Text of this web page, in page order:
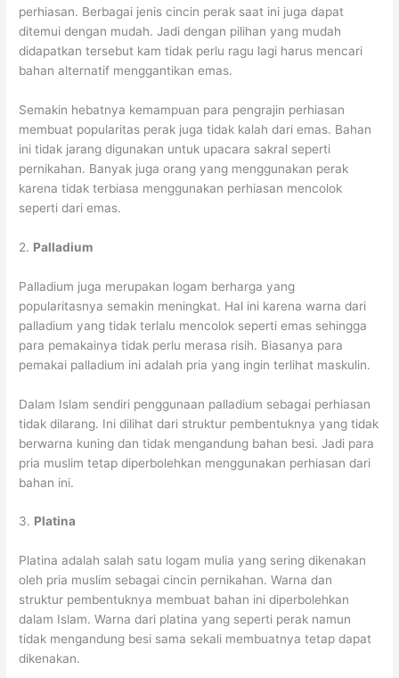
perhiasan. Berbagai jenis cincin perak saat ini juga dapat
ditemui dengan mudah. Jadi dengan pilihan yang mudah
didapatkan tersebut kam tidak perlu ragu lagi harus mencari
bahan alternatif menggantikan emas.
Semakin hebatnya kemampuan para pengrajin perhiasan
membuat popularitas perak juga tidak kalah dari emas. Bahan
ini tidak jarang digunakan untuk upacara sakral seperti
pernikahan. Banyak juga orang yang menggunakan perak
karena tidak terbiasa menggunakan perhiasan mencolok
seperti dari emas.
2. Palladium
Palladium juga merupakan logam berharga yang
popularitasnya semakin meningkat. Hal ini karena warna dari
palladium yang tidak terlalu mencolok seperti emas sehingga
para pemakainya tidak perlu merasa risih. Biasanya para
pemakai palladium ini adalah pria yang ingin terlihat maskulin.
Dalam Islam sendiri penggunaan palladium sebagai perhiasan
tidak dilarang. Ini dilihat dari struktur pembentuknya yang tidak
berwarna kuning dan tidak mengandung bahan besi. Jadi para
pria muslim tetap diperbolehkan menggunakan perhiasan dari
bahan ini.
3. Platina
Platina adalah salah satu logam mulia yang sering dikenakan
oleh pria muslim sebagai cincin pernikahan. Warna dan
struktur pembentuknya membuat bahan ini diperbolehkan
dalam Islam. Warna dari platina yang seperti perak namun
tidak mengandung besi sama sekali membuatnya tetap dapat
dikenakan.